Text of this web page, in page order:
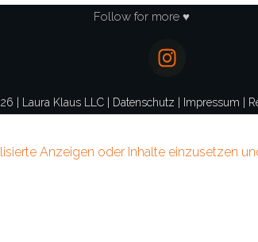
Follow for more ♥
Laura Klaus LLC Datenschutz Impressum
Anzeigen oder Inhalte einzusetzen